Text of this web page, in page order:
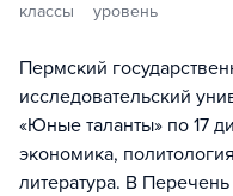
классы уровень
Пермский
исследовательский
«Юные таланты» по 17
экономика,
литература. В